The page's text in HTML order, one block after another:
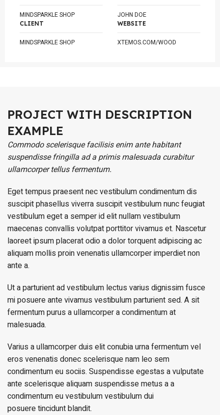
MINDSPARKLE SHOP JOHN DOE
CLIENT
MINDSPARKLE SHOP
WEBSITE
XTEMOS.COM/WOOD
PROJECT WITH DESCRIPTION
EXAMPLE
Commodo scelerisque facilisis enim ante habitant
suspendisse fringilla ad a primis malesuada curabitur
ullamcorper tellus fermentum.
Eget tempus praesent nec vestibulum condimentum dis
suscipit phasellus viverra suscipit vestibulum nunc feugiat
vestibulum eget a semper id elit nullam vestibulum
maecenas convallis volutpat porttitor vivamus et. Nascetur
laoreet ipsum placerat odio a dolor torquent adipiscing ac
aliquam mollis proin venenatis ullamcorper imperdiet non
ante a.
Ut a parturient ad vestibulum lectus varius dignissim fusce
mi posuere ante vivamus vestibulum parturient sed. A sit
fermentum purus a ullamcorper a condimentum at
malesuada.
Varius a ullamcorper duis elit conubia urna fermentum vel
eros venenatis donec scelerisque nam leo sem
condimentum eu sociis. Suspendisse egestas a vulputate
ante scelerisque aliquam suspendisse metus a a
condimentum eu vestibulum vestibulum dui
posuere tincidunt blandit.